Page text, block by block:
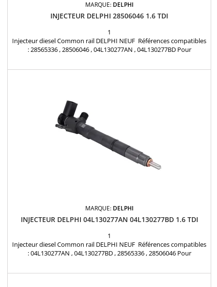
MARQUE: DELPHI
INJECTEUR DELPHI 28506046 1.6 TDI
1
Injecteur diesel Common rail DELPHI NEUF Références compatibles
: 28565336 , 28506046 , 04L130277AN , 04L130277BD Pour
MARQUE: DELPHI
INJECTEUR DELPHI 04L130277AN 04L130277BD 1.6 TDI
1
Injecteur diesel Common rail DELPHI NEUF Références compatibles
: 04L130277AN , 04L130277BD , 28565336 , 28506046 Pour